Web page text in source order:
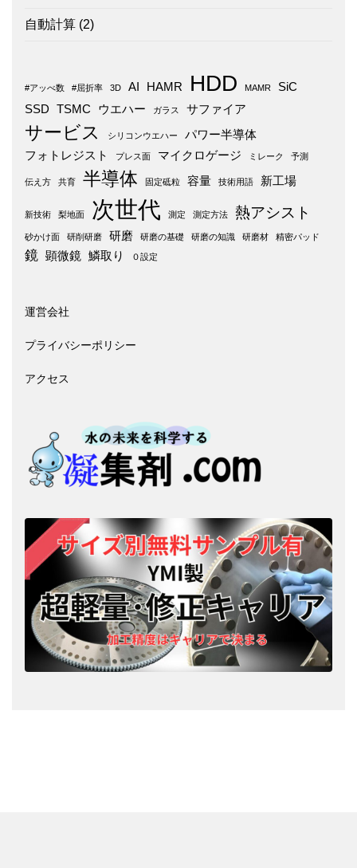
自動計算 (2)
#アッべ数 #屈折率 3D AI HAMR HDD MAMR
SiC
SSD
TSMC ウエハー ガラス サファイア
サービス シリコンウエハー
パワー半導体
フォトレジスト
プレス面 マイクロゲージ ミレーク 予測
伝え方 共育 半導体 固定砥粒 容量 技術用語 新工場
新技術 梨地面 次世代 測定 測定方法 熱アシスト
砂かけ面 研削研磨 研磨 研磨の基礎 研磨の知識 研磨材 精密パッド
鏡 顕微鏡 鱗取り ０設定
運営会社
プライバシーポリシー
アクセス